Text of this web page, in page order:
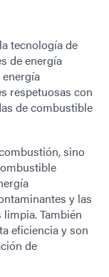
tecnología de
de energía
respetuosas con
de combustible
sino
y las
También
eficiencia y son
de